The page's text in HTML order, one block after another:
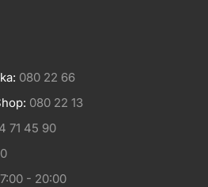
080 22 66
080 22 13
71 45 90
7:00 - 20:00